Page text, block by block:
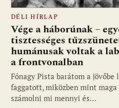
DÉLI HÍRLAP
Vége a háborúnak –
tisztességes
humánusak voltak a
a frontvonalban
Fónagy Pista barátom a
faggatott, miközben mint
számolni mi mennyi és…